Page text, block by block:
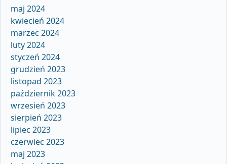
maj 2024
kwiecień 2024
marzec 2024
luty 2024
styczeń 2024
grudzień 2023
listopad 2023
październik 2023
wrzesień 2023
sierpień 2023
lipiec 2023
czerwiec 2023
maj 2023